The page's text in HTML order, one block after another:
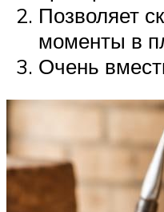
Позволяет
моменты в
Очень